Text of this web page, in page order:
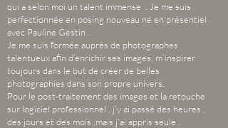
qui a selon moi un talent immense . Je me suis
perfectionnée en posing nouveau né en présentiel
avec Pauline Gestin .
Je me suis formée auprès de photographes
talentueux afin d’enrichir ses images, m’inspirer
toujours dans le but de créer de belles
photographies dans son propre univers.
Pour le post-traitement des images et la retouche
sur logiciel professionnel , j'y ai passé des heures ,
des jours et des mois ,mais j'ai appris seule .